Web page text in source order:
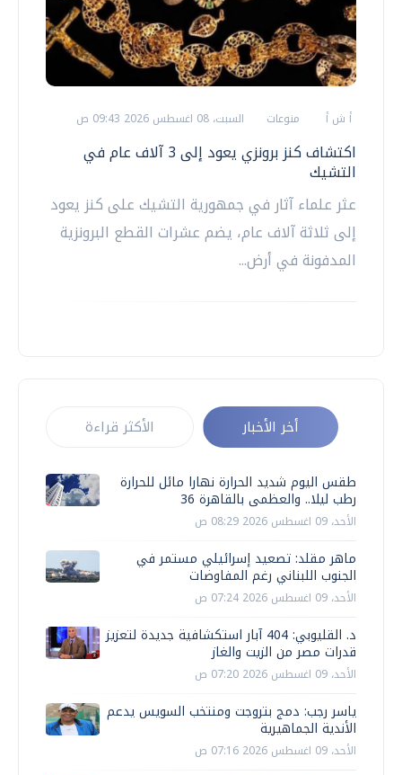
أ ش أ منوعات السبت، 08 اغسطس 2026 09:43 ص
اكتشاف كنز برونزي يعود إلى 3 آلاف عام في
التشيك
عثر علماء آثار في جمهورية التشيك على كنز يعود
إلى ثلاثة آلاف عام، يضم عشرات القطع البرونزية
المدفونة في أرض...
أخر الأخبار الأكثر قراءة
طقس اليوم شديد الحرارة نهارا مائل للحرارة
رطب ليلا.. والعظمى بالقاهرة 36
الأحد، 09 اغسطس 2026 08:29 ص
ماهر مقلد: تصعيد إسرائيلي مستمر في
الجنوب اللبناني رغم المفاوضات
الأحد، 09 اغسطس 2026 07:24 ص
د. القليوبي: 404 آبار استكشافية جديدة لتعزيز
قدرات مصر من الزيت والغاز
الأحد، 09 اغسطس 2026 07:20 ص
ياسر رجب: دمج بتروجت ومنتخب السويس يدعم
الأندية الجماهيرية
الأحد، 09 اغسطس 2026 07:16 ص